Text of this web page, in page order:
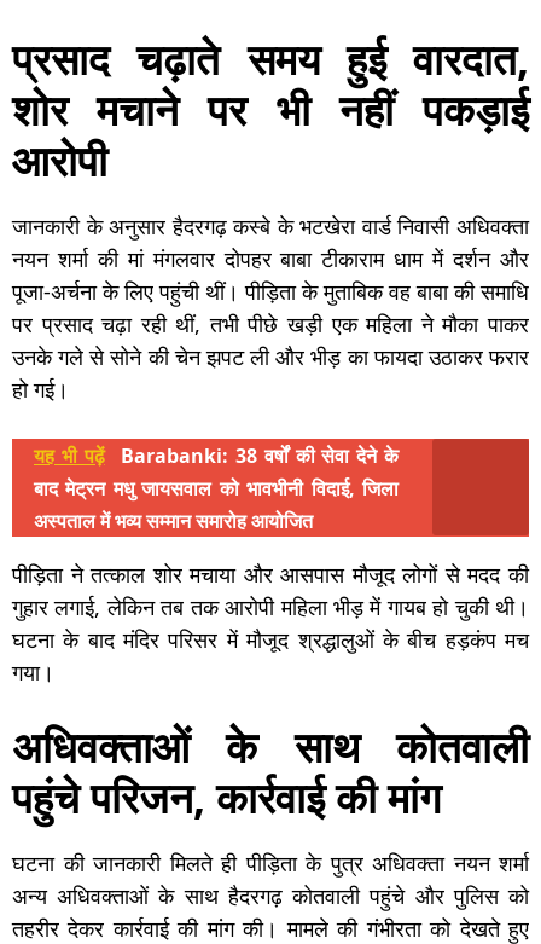
प्रसाद चढ़ाते समय हुई वारदात,
शोर मचाने पर भी नहीं पकड़ाई
आरोपी
जानकारी के अनुसार हैदरगढ़ कस्बे के भटखेरा वार्ड निवासी अधिवक्ता
नयन शर्मा की मां मंगलवार दोपहर बाबा टीकाराम धाम में दर्शन और
पूजा-अर्चना के लिए पहुंची थीं। पीड़िता के मुताबिक वह बाबा की समाधि
पर प्रसाद चढ़ा रही थीं, तभी पीछे खड़ी एक महिला ने मौका पाकर
उनके गले से सोने की चेन झपट ली और भीड़ का फायदा उठाकर फरार
हो गई।
यह भी पढ़ें
Barabanki: 38 वर्षों की सेवा देने के
बाद मेट्रन मधु जायसवाल को भावभीनी विदाई, जिला
अस्पताल में भव्य सम्मान समारोह आयोजित
पीड़िता ने तत्काल शोर मचाया और आसपास मौजूद लोगों से मदद की
गुहार लगाई, लेकिन तब तक आरोपी महिला भीड़ में गायब हो चुकी थी।
घटना के बाद मंदिर परिसर में मौजूद श्रद्धालुओं के बीच हड़कंप मच
गया।
अधिवक्ताओं के साथ कोतवाली
पहुंचे परिजन, कार्रवाई की मांग
घटना की जानकारी मिलते ही पीड़िता के पुत्र अधिवक्ता नयन शर्मा
अन्य अधिवक्ताओं के साथ हैदरगढ़ कोतवाली पहुंचे और पुलिस को
तहरीर देकर कार्रवाई की मांग की। मामले की गंभीरता को देखते हुए